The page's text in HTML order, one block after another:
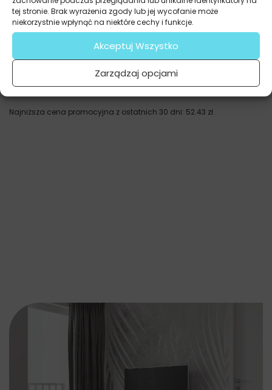
tej stronie. Brak wyrażenia zgody lub jej wycofanie może
niekorzystnie wpłynąć na niektóre cechy i funkcje.
Akceptuj Wszystko
Zarządzaj opcjami
Najniższa cena promocyjna z ostatnich 30 dni: 52.43 zł.